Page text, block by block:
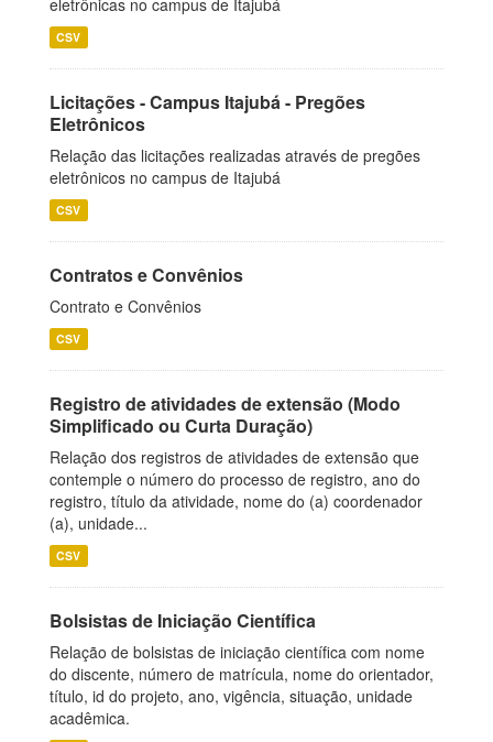
eletrônicas no campus de Itajubá
CSV
Licitações - Campus Itajubá - Pregões
Eletrônicos
Relação das licitações realizadas através de pregões
eletrônicos no campus de Itajubá
CSV
Contratos e Convênios
Contrato e Convênios
CSV
Registro de atividades de extensão (Modo
Simplificado ou Curta Duração)
Relação dos registros de atividades de extensão que
contemple o número do processo de registro, ano do
registro, título da atividade, nome do (a) coordenador
(a), unidade...
CSV
Bolsistas de Iniciação Científica
Relação de bolsistas de iniciação científica com nome
do discente, número de matrícula, nome do orientador,
título, id do projeto, ano, vigência, situação, unidade
acadêmica.